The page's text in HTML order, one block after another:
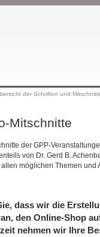
der Schriften und
Mitschnitte
der GPP-
von Dr. Gerd B.
möglichen Themen
dass wir die
den Online-Shop
nehmen wir Ihre